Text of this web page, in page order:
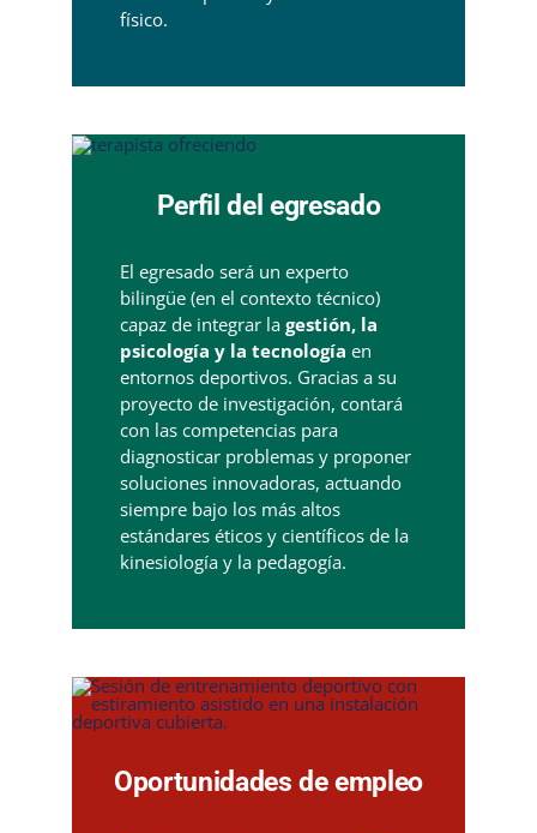
físico.
Perfil del egresado
El egresado será un experto
bilingüe (en el contexto técnico)
capaz de integrar la gestión, la
psicología y la tecnología en
entornos deportivos. Gracias a su
proyecto de investigación, contará
con las competencias para
diagnosticar problemas y proponer
soluciones innovadoras, actuando
siempre bajo los más altos
estándares éticos y científicos de la
kinesiología y la pedagogía.
Oportunidades de empleo